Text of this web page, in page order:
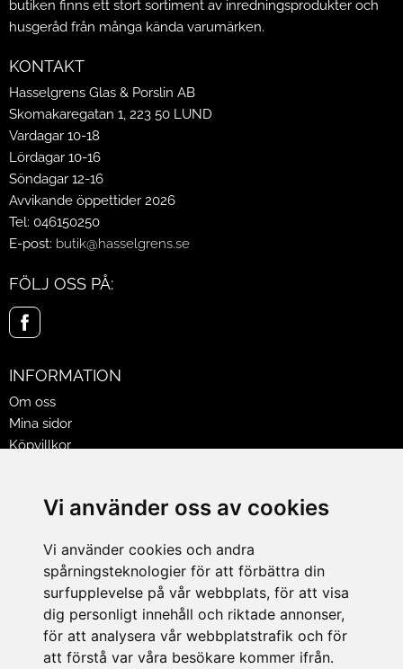
Vi använder oss av cookies
Vi använder cookies och andra
spårningsteknologier för att förbättra din
surfupplevelse på vår webbplats, för att visa
dig personligt innehåll och riktade annonser,
för att analysera vår webbplatstrafik och för
att förstå var våra besökare kommer ifrån.
butiken finns ett stort sortiment av inredningsprodukter och
husgeråd från många kända varumärken.
KONTAKT
Hasselgrens Glas & Porslin AB
Skomakaregatan 1, 223 50 LUND
Vardagar 10-18
Lördagar 10-16
Söndagar 12-16
Avvikande öppettider 2026
Tel: 046150250
E-post: butik@hasselgrens.se
FÖLJ OSS PÅ:
INFORMATION
Om oss
Mina sidor
Köpvillkor
Jobba på Hasselgrens
LEVERANS
BETALNINGSSÄTT